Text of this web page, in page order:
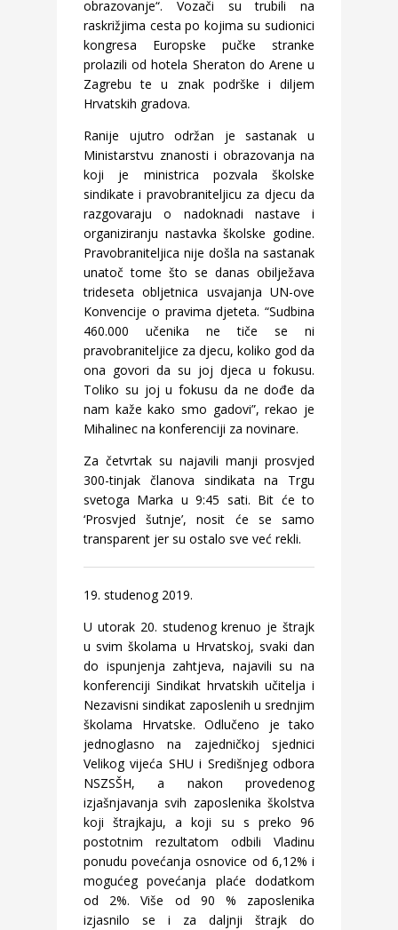
obrazovanje“. Vozači su trubili na
raskrižjima cesta po kojima su sudionici
kongresa Europske pučke stranke
prolazili od hotela Sheraton do Arene u
Zagrebu te u znak podrške i diljem
Hrvatskih gradova.
Ranije ujutro održan je sastanak u
Ministarstvu znanosti i obrazovanja na
koji je ministrica pozvala školske
sindikate i pravobraniteljicu za djecu da
razgovaraju o nadoknadi nastave i
organiziranju nastavka školske godine.
Pravobraniteljica nije došla na sastanak
unatoč tome što se danas obilježava
trideseta obljetnica usvajanja UN-ove
Konvencije o pravima djeteta. “Sudbina
460.000 učenika ne tiče se ni
pravobraniteljice za djecu, koliko god da
ona govori da su joj djeca u fokusu.
Toliko su joj u fokusu da ne dođe da
nam kaže kako smo gadovi”, rekao je
Mihalinec na konferenciji za novinare.
Za četvrtak su najavili manji prosvjed
300-tinjak članova sindikata na Trgu
svetoga Marka u 9:45 sati. Bit će to
‘Prosvjed šutnje’, nosit će se samo
transparent jer su ostalo sve već rekli.
19. studenog 2019.
U utorak 20. studenog krenuo je štrajk
u svim školama u Hrvatskoj, svaki dan
do ispunjenja zahtjeva, najavili su na
konferenciji Sindikat hrvatskih učitelja i
Nezavisni sindikat zaposlenih u srednjim
školama Hrvatske. Odlučeno je tako
jednoglasno na zajedničkoj sjednici
Velikog vijeća SHU i Središnjeg odbora
NSZSŠH, a nakon provedenog
izjašnjavanja svih zaposlenika školstva
koji štrajkaju, a koji su s preko 96
postotnim rezultatom odbili Vladinu
ponudu povećanja osnovice od 6,12% i
mogućeg povećanja plaće dodatkom
od 2%. Više od 90 % zaposlenika
izjasnilo se i za daljnji štrajk do